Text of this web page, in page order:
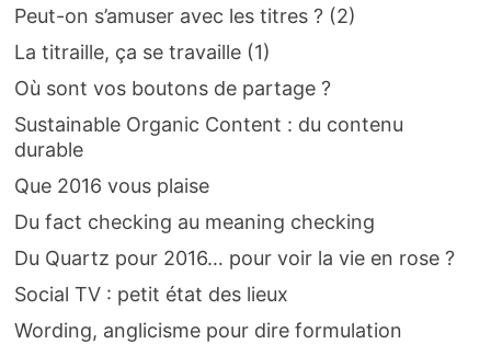
Peut-on s’amuser avec les titres ? (2)
La titraille, ça se travaille (1)
Où sont vos boutons de partage ?
Sustainable Organic Content : du contenu
durable
Que 2016 vous plaise
Du fact checking au meaning checking
Du Quartz pour 2016… pour voir la vie en rose ?
Social TV : petit état des lieux
Wording, anglicisme pour dire formulation